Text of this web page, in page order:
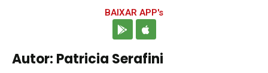
BAIXAR APP's
Autor: Patricia Serafini